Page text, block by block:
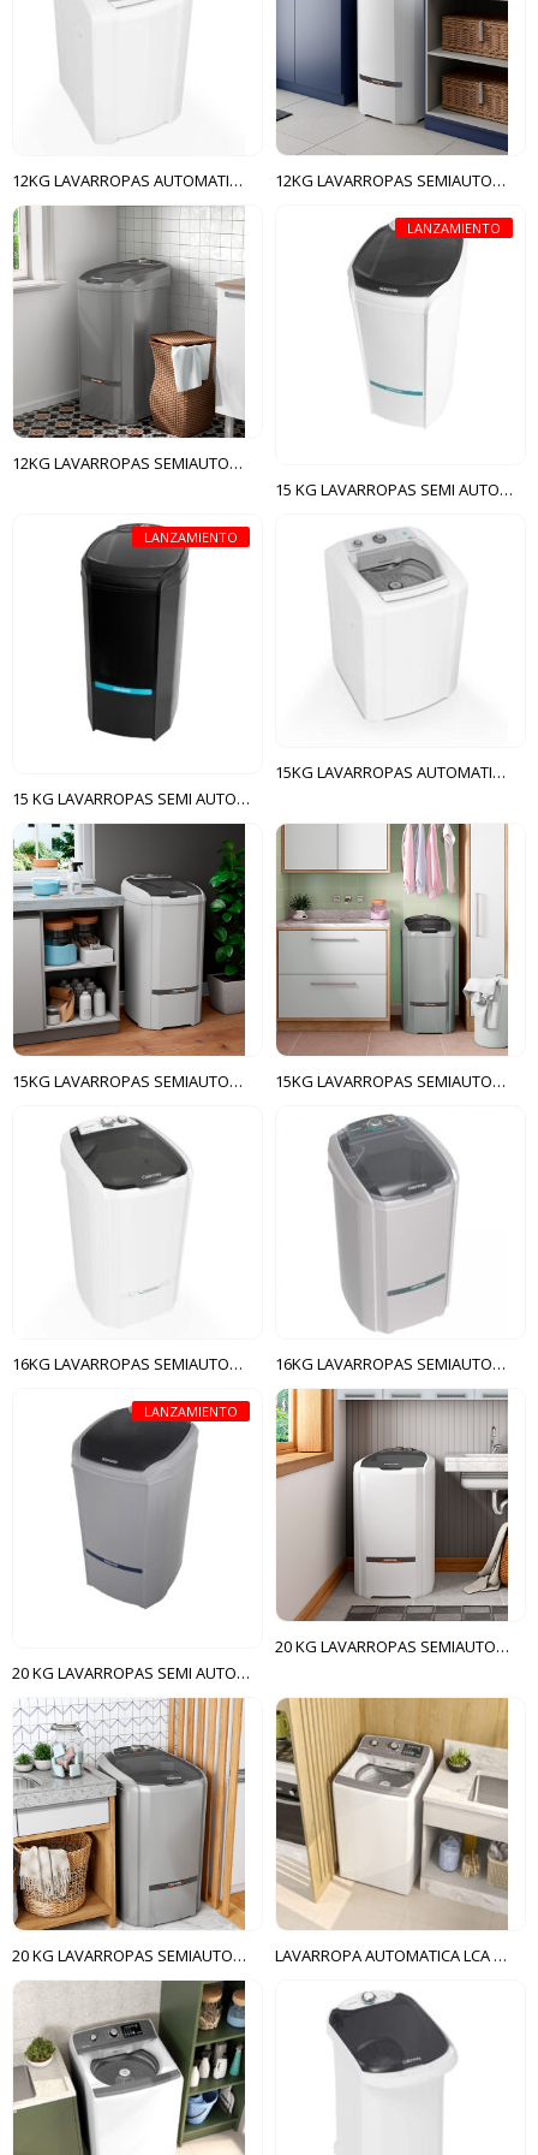
12KG LAVARROPAS AUTOMATICA LCA COLORMAQ BLANCO 12KG LAVARROPAS SEMIAUTOMÁTICA LCS COLORMAQ BLANCO
12KG LAVARROPAS SEMIAUTOMÁTICA LCS COLORMAQ GRIS
LANZAMIENTO
15 KG LAVARROPAS SEMI AUTOMÁTICA LAVAMAX SUGGAR BLANCO
LANZAMIENTO
15 KG LAVARROPAS SEMI AUTOMÁTICA LAVAMAX SUGGAR NEGRO
15KG LAVARROPAS AUTOMATICA LCA COLORMAQ BLANCO
15KG LAVARROPAS SEMIAUTOMÁTICA LCS COLORMAQ BLANCO 15KG LAVARROPAS SEMIAUTOMÁTICA LCS COLORMAQ GRIS
16KG LAVARROPAS SEMIAUTOMÁTICA LCS COLORMAQ BLANCO 16KG LAVARROPAS SEMIAUTOMÁTICA LCS COLORMAQ GRIS
LANZAMIENTO
20 KG LAVARROPAS SEMI AUTOMÁTICA LAVAMAX ECO SUGGAR GRIS
20 KG LAVARROPAS SEMIAUTOMÁTICA LCS COLORMAQ BLANCO
20 KG LAVARROPAS SEMIAUTOMÁTICA LCS COLORMAQ GRIS LAVARROPA AUTOMATICA LCA 14KG COLORMAQ BLANCO